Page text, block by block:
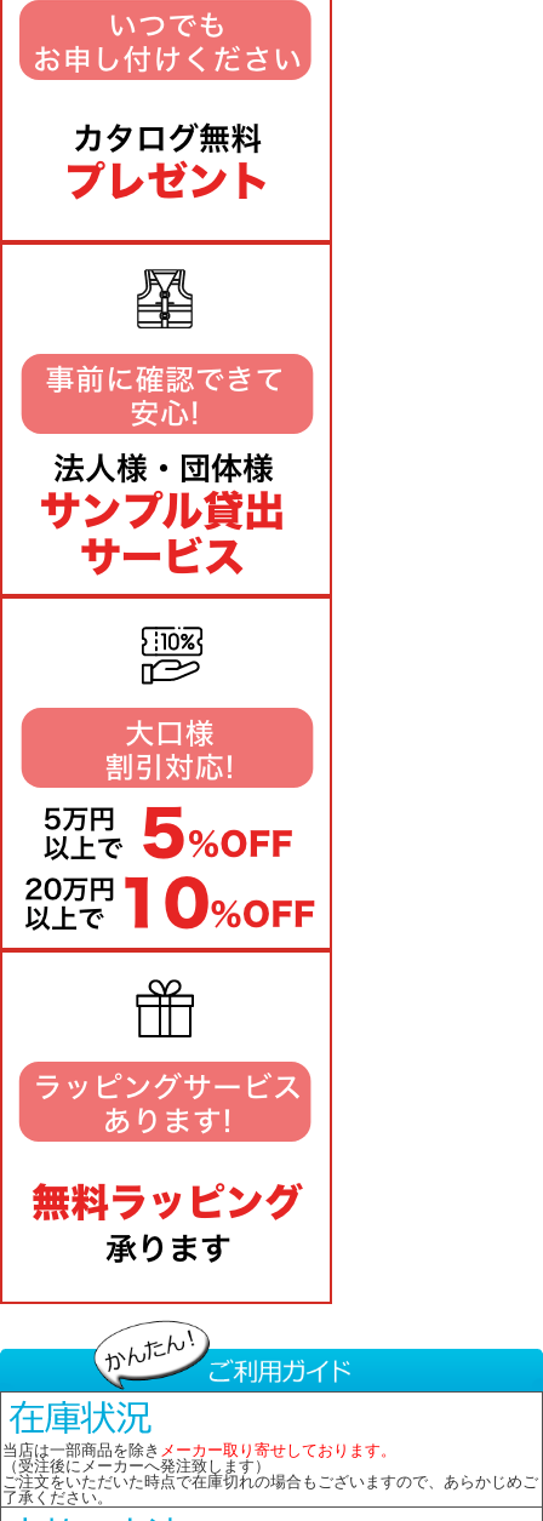
当店は一部商品を除き メーカー取り寄せしております。
（受注後にメーカーへ発注致します）
ご注文をいただいた時点で在庫切れの場合もございますので、あらかじめご
了承ください。